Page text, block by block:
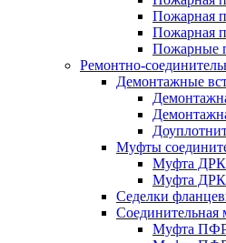
Пожарная
Пожарная
Пожарные
Ремонтно-
Демонтажные
Муфты
Муфта ДРК
Муфта ДРК
Седелки
Муфта